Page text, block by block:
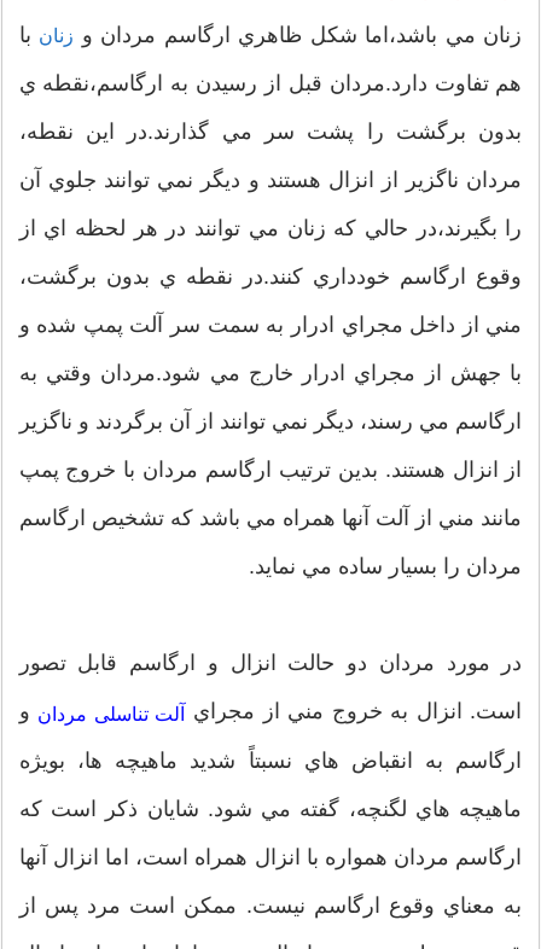
زنان مي باشد،اما شكل ظاهري ارگاسم مردان و زنان با
هم تفاوت دارد.مردان قبل از رسيدن به ارگاسم،نقطه ي
بدون برگشت را پشت سر مي گذارند.در اين نقطه،
مردان ناگزير از انزال هستند و ديگر نمي توانند جلوي آن
را بگيرند،در حالي كه زنان مي توانند در هر لحظه اي از
وقوع ارگاسم خودداري كنند.در نقطه ي بدون برگشت،
مني از داخل مجراي ادرار به سمت سر آلت پمپ شده و
با جهش از مجراي ادرار خارج مي شود.مردان وقتي به
ارگاسم مي رسند، ديگر نمي توانند از آن برگردند و ناگزير
از انزال هستند. بدين ترتيب ارگاسم مردان با خروج پمپ
مانند مني از آلت آنها همراه مي باشد كه تشخيص ارگاسم
مردان را بسيار ساده مي نمايد.
در مورد مردان دو حالت انزال و ارگاسم قابل تصور
است. انزال به خروج مني از مجراي آلت تناسلی مردان و
ارگاسم به انقباض هاي نسبتاً شديد ماهيچه ها، بويژه
ماهيچه هاي لگنچه، گفته مي شود. شايان ذكر است كه
ارگاسم مردان همواره با انزال همراه است، اما انزال آنها
به معناي وقوع ارگاسم نيست. ممكن است مرد پس از